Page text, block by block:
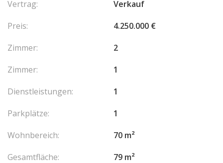
Vertrag:
Verkauf
Preis:
4.250.000 €
Zimmer:
2
Zimmer:
1
Dienstleistungen:
1
Parkplätze:
1
Wohnbereich:
70 m²
Gesamtfläche:
79 m²